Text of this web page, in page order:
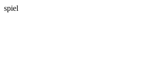
spiel